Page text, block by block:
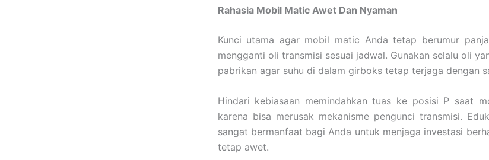
Rahasia Mobil Matic Awet Dan Nyaman
Kunci utama agar mobil matic Anda tetap berumur
mengganti oli transmisi sesuai jadwal. Gunakan selalu oli
pabrikan agar suhu di dalam girboks tetap terjaga dengan
Hindari kebiasaan memindahkan tuas ke posisi P saat
karena bisa merusak mekanisme pengunci transmisi.
sangat bermanfaat bagi Anda untuk menjaga investasi
tetap awet.